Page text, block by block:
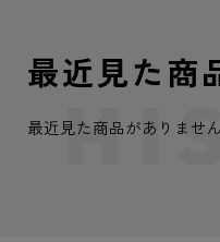
最近見た商
最近見た商品がありません